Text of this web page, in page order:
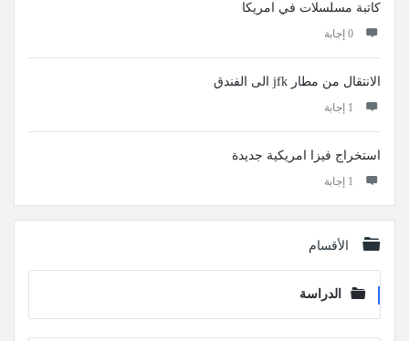
كاتبة مسلسلات في امريكا
‫0 إجابة
الانتقال من مطار jfk الى الفندق
‫1 إجابة
استخراج فيزا امريكية جديدة
‫1 إجابة
الأقسام
الدراسة